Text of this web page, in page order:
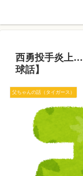
西勇投手炎上
球話】
父ちゃんの話（タイガース）